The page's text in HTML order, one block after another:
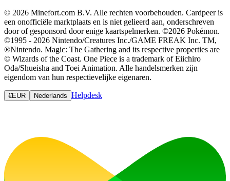
© 2026 Minefort.com B.V. Alle rechten voorbehouden. Cardpeer is
een onofficiële marktplaats en is niet gelieerd aan, onderschreven
door of gesponsord door enige kaartspelmerken. ©2026 Pokémon.
©1995 - 2026 Nintendo/Creatures Inc./GAME FREAK Inc. TM,
®Nintendo. Magic: The Gathering and its respective properties are
© Wizards of the Coast. One Piece is a trademark of Eiichiro
Oda/Shueisha and Toei Animation. Alle handelsmerken zijn
eigendom van hun respectievelijke eigenaren.
€EUR Nederlands Helpdesk